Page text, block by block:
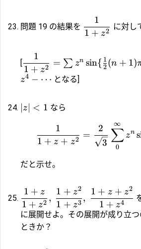
問題 19 の結果を
1 + z2
1
に対し
[
1 + z2
1
= ∑ zn sin{ 2
1 (n + 1)
z4 − ⋯ となる]
z < 1 なら
1 + z + z2
1
=
3
2
0
∑
∞
zn s
だと示せ。
1 + z2
1 + z
,
1 + z3
1 + z2
,
1 + z4
1 + z + z2
に展開せよ。その展開が成り立つ
ときか？